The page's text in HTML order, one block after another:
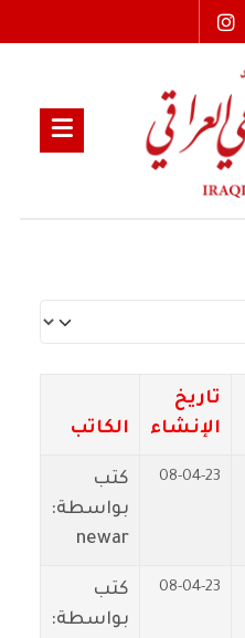
تاريخ
الإنشاء
الكاتب
08-04-23
كتب
بواسطة:
newar
08-04-23
كتب
بواسطة: